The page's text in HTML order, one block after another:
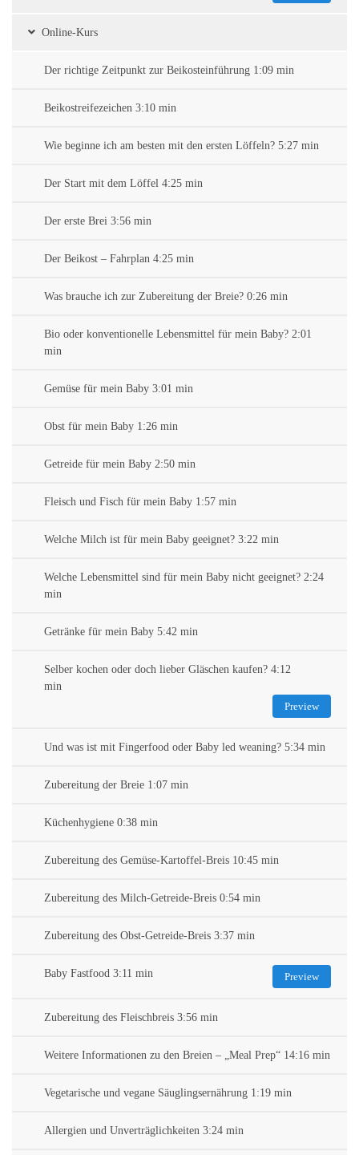
Online-Kurs
Der richtige Zeitpunkt zur Beikosteinführung 1:09 min
Beikostreifezeichen 3:10 min
Wie beginne ich am besten mit den ersten Löffeln? 5:27 min
Der Start mit dem Löffel 4:25 min
Der erste Brei 3:56 min
Der Beikost – Fahrplan 4:25 min
Was brauche ich zur Zubereitung der Breie? 0:26 min
Bio oder konventionelle Lebensmittel für mein Baby? 2:01
min
Gemüse für mein Baby 3:01 min
Obst für mein Baby 1:26 min
Getreide für mein Baby 2:50 min
Fleisch und Fisch für mein Baby 1:57 min
Welche Milch ist für mein Baby geeignet? 3:22 min
Welche Lebensmittel sind für mein Baby nicht geeignet? 2:24
min
Getränke für mein Baby 5:42 min
Selber kochen oder doch lieber Gläschen kaufen? 4:12
min
Preview
Und was ist mit Fingerfood oder Baby led weaning? 5:34 min
Zubereitung der Breie 1:07 min
Küchenhygiene 0:38 min
Zubereitung des Gemüse-Kartoffel-Breis 10:45 min
Zubereitung des Milch-Getreide-Breis 0:54 min
Zubereitung des Obst-Getreide-Breis 3:37 min
Baby Fastfood 3:11 min Preview
Zubereitung des Fleischbreis 3:56 min
Weitere Informationen zu den Breien – „Meal Prep“ 14:16 min
Vegetarische und vegane Säuglingsernährung 1:19 min
Allergien und Unverträglichkeiten 3:24 min